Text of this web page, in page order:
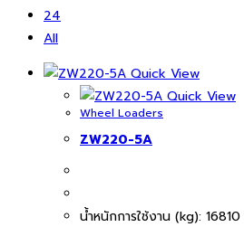
24
All
Quick View
Quick View
Wheel Loaders
ZW220-5A
นํ้าหนักการใช้งาน (kg):